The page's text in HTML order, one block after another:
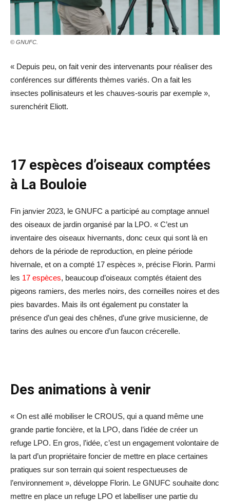
© GNUFC.
« Depuis peu, on fait venir des intervenants pour réaliser des
conférences sur différents thèmes variés. On a fait les
insectes pollinisateurs et les chauves-souris par exemple »,
surenchérit Eliott.
17 espèces d’oiseaux comptées
à La Bouloie
Fin janvier 2023, le GNUFC a participé au comptage annuel
des oiseaux de jardin organisé par la LPO. « C’est un
inventaire des oiseaux hivernants, donc ceux qui sont là en
dehors de la période de reproduction, en pleine période
hivernale, et on a compté 17 espèces », précise Florin. Parmi
les 17 espèces, beaucoup d’oiseaux comptés étaient des
pigeons ramiers, des merles noirs, des corneilles noires et des
pies bavardes. Mais ils ont également pu constater la
présence d’un geai des chênes, d’une grive musicienne, de
tarins des aulnes ou encore d’un faucon crécerelle.
Des animations à venir
« On est allé mobiliser le CROUS, qui a quand même une
grande partie foncière, et la LPO, dans l’idée de créer un
refuge LPO. En gros, l’idée, c’est un engagement volontaire de
la part d’un propriétaire foncier de mettre en place certaines
pratiques sur son terrain qui soient respectueuses de
l’environnement », développe Florin. Le GNUFC souhaite donc
mettre en place un refuge LPO et labelliser une partie du